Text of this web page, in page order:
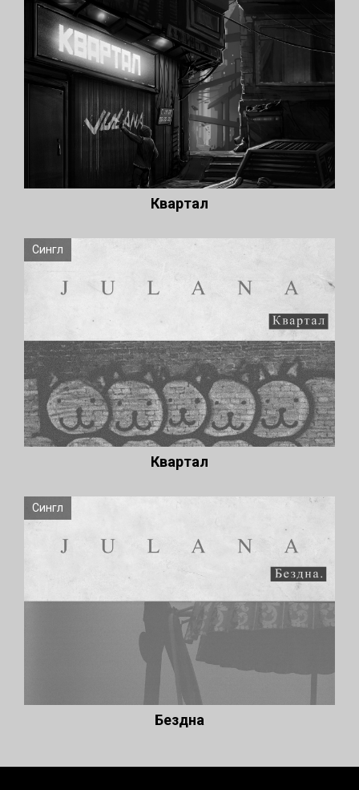
Квартал
Сингл
Квартал
Сингл
Бездна